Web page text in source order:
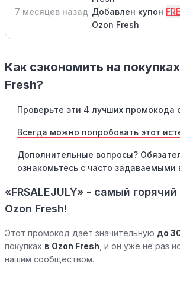
7 месяцев назад Добавлен купон
Ozon Fresh
Как сэкономить на
Fresh?
Проверьте эти 4 лучших промокода
Всегда можно попробовать этот
Дополнительные вопросы?
ознакомьтесь с часто задаваемыми
«FRSALEJULY» - самый
Ozon Fresh!
Этот промокод дает значительную до
покупках в Ozon Fresh , и он уже не раз
нашим сообществом.